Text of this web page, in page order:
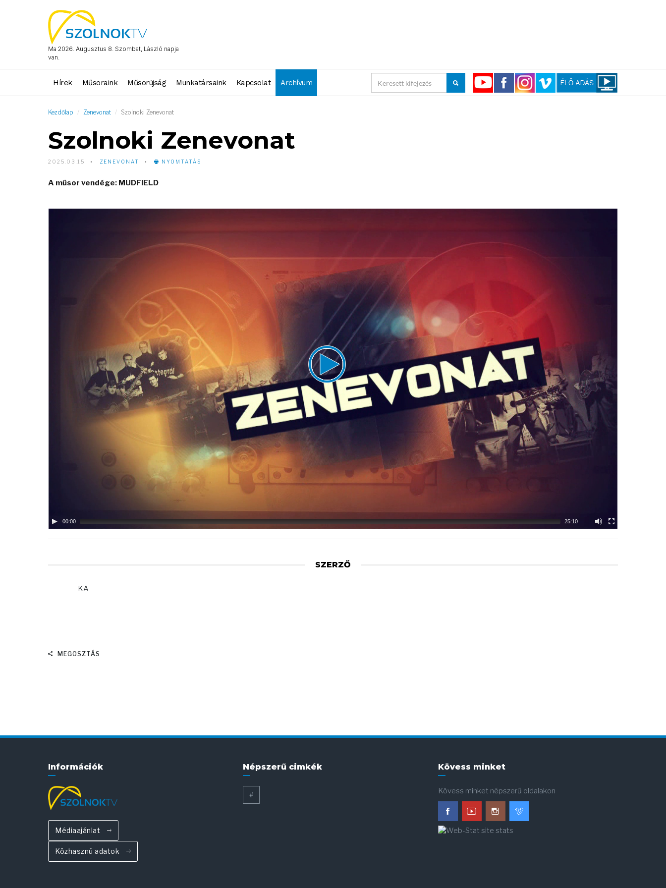
Ma 2026. Augusztus 8. Szombat, László napja
van.
Hírek Műsoraink Műsorújság Munkatársaink Kapcsolat Archívum
Kezdőlap Zenevonat Szolnoki Zenevonat
Szolnoki Zenevonat
2025.03.15 ZENEVONAT NYOMTATÁS
A műsor vendége: MUDFIELD
00:00 25:10
SZERZŐ
KA
MEGOSZTÁS
Információk
Médiaajánlat
Közhasznú adatok
Népszerű cimkék
#
Kövess minket
Kövess minket népszerű oldalakon